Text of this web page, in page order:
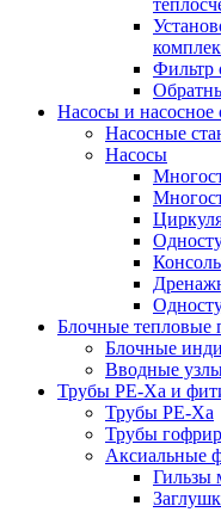
Фильтр
Насосы и насосное
Насосные
Насосы
Блочные тепловые
Блочные
Вводные
Трубы РЕ-Ха и
Трубы РЕ-Ха
Трубы
Аксиальные
Гильзы